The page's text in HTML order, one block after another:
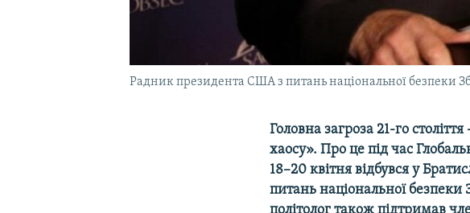
Радник президента США з питань національної безпеки
Головна загроза 21-го
хаосу». Про це під час
18–20 квітня відбувся у
питань національної